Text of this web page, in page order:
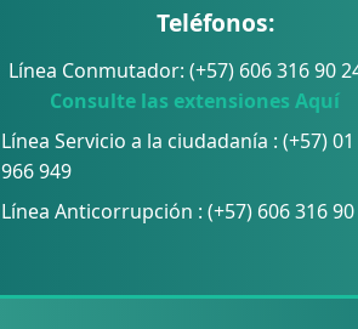
Teléfonos:
Línea Conmutador: (+57) 606 316 90
Consulte las extensiones Aquí
Línea Servicio a la ciudadanía : (+57)
966 949
Línea Anticorrupción : (+57) 606 316